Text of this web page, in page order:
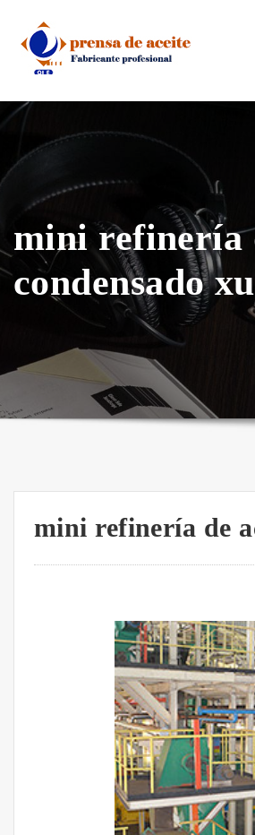
content
mini refinería
condensado
mini refinería de